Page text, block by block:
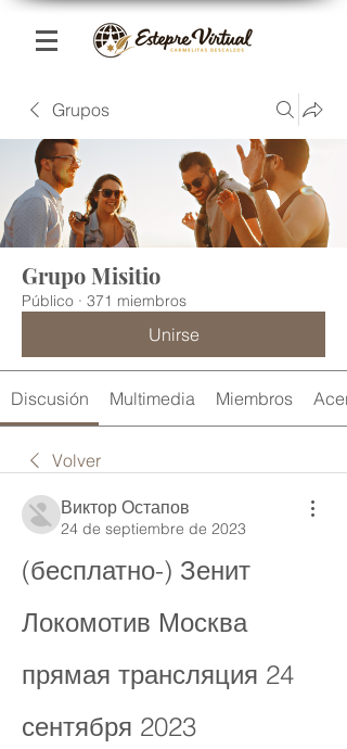
Grupos
Grupo Misitio
Público · 371 miembros
Unirse
Discusión Multimedia Miembros
Volver
Виктор Остапов
24 de septiembre de 2023
(бесплатно-) Зенит
Локомотив Москва
прямая трансляция 24
сентября 2023